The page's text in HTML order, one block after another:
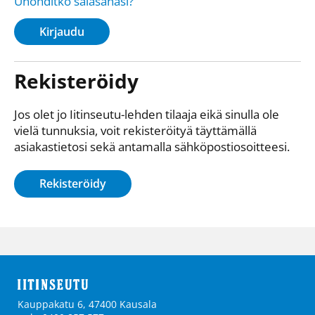
Kirjaudu
Rekisteröidy
Jos olet jo Iitinseutu-lehden tilaaja eikä sinulla ole
vielä tunnuksia, voit rekisteröityä täyttämällä
asiakastietosi sekä antamalla sähkö­posti­osoitteesi.
Rekisteröidy
Kauppakatu 6, 47400 Kausala